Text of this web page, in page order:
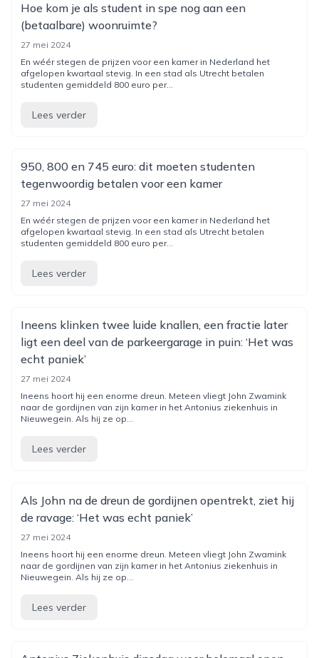
Hoe kom je als student in spe nog aan een
(betaalbare) woonruimte?
27 mei 2024
En wéér stegen de prijzen voor een kamer in Nederland het
afgelopen kwartaal stevig. In een stad als Utrecht betalen
studenten gemiddeld 800 euro per...
Lees verder
950, 800 en 745 euro: dit moeten studenten
tegenwoordig betalen voor een kamer
27 mei 2024
En wéér stegen de prijzen voor een kamer in Nederland het
afgelopen kwartaal stevig. In een stad als Utrecht betalen
studenten gemiddeld 800 euro per...
Lees verder
Ineens klinken twee luide knallen, een fractie later
ligt een deel van de parkeergarage in puin: ‘Het was
echt paniek’
27 mei 2024
Ineens hoort hij een enorme dreun. Meteen vliegt John Zwamink
naar de gordijnen van zijn kamer in het Antonius ziekenhuis in
Nieuwegein. Als hij ze op...
Lees verder
Als John na de dreun de gordijnen opentrekt, ziet hij
de ravage: ‘Het was echt paniek’
27 mei 2024
Ineens hoort hij een enorme dreun. Meteen vliegt John Zwamink
naar de gordijnen van zijn kamer in het Antonius ziekenhuis in
Nieuwegein. Als hij ze op...
Lees verder